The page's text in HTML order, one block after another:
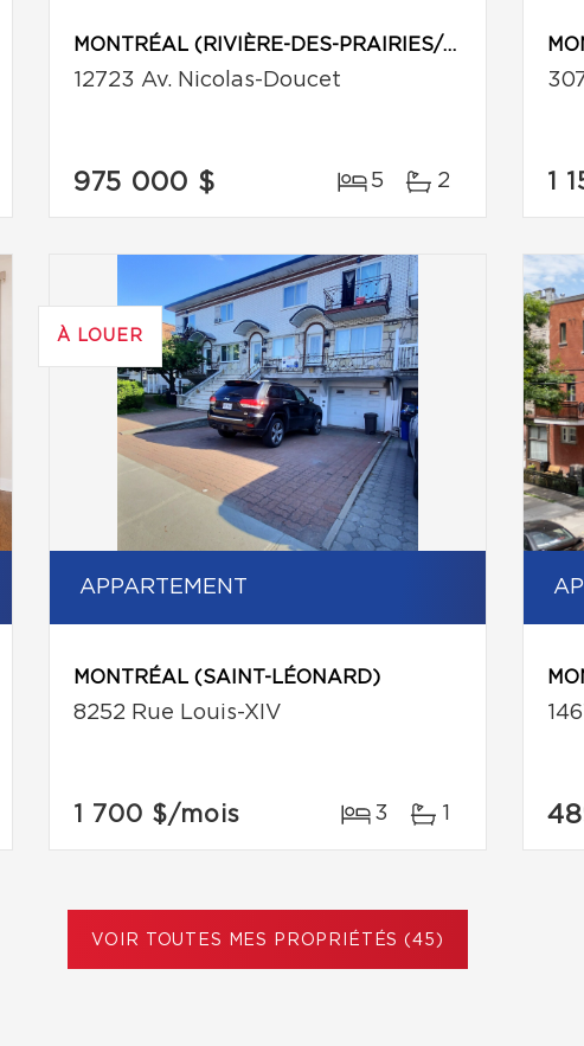
MONTRÉAL (RIVIÈRE-DES-PRAIRIES/POINTE-AUX-TREMBLES)
12723 Av. Nicolas-Doucet
975 000 $ 5 2 1
À LOUER
APPARTEMENT
MONTRÉAL (SAINT-LÉONARD)
8252 Rue Louis-XIV
1 700 $/mois 3 1
VOIR TOUTES MES PROPRIÉTÉS (45)